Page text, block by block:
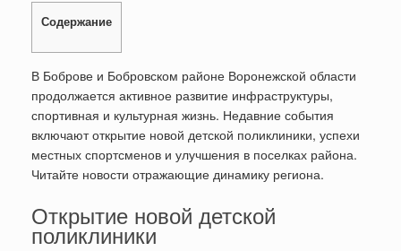
Содержание
В Боброве и Бобровском районе Воронежской области
продолжается активное развитие инфраструктуры,
спортивная и культурная жизнь. Недавние события
включают открытие новой детской поликлиники, успехи
местных спортсменов и улучшения в поселках района.
Читайте новости отражающие динамику региона.
Открытие новой детской
поликлиники